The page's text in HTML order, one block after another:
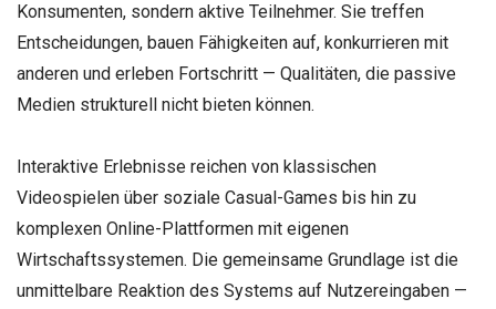
Konsumenten, sondern aktive Teilnehmer. Sie treffen
Entscheidungen, bauen Fähigkeiten auf, konkurrieren mit
anderen und erleben Fortschritt — Qualitäten, die passive
Medien strukturell nicht bieten können.
Interaktive Erlebnisse reichen von klassischen
Videospielen über soziale Casual-Games bis hin zu
komplexen Online-Plattformen mit eigenen
Wirtschaftssystemen. Die gemeinsame Grundlage ist die
unmittelbare Reaktion des Systems auf Nutzereingaben —